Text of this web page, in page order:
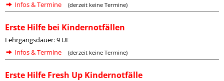
Infos & Termine
(derzeit keine Termine)
Erste Hilfe bei Kindernotfällen
Lehrgangsdauer: 9 UE
Infos & Termine
(derzeit keine Termine)
Erste Hilfe Fresh Up Kindernotfälle